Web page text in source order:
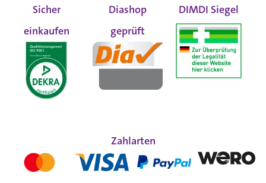
Sicher
einkaufen
Diashop
geprüft
DIMDI Siegel
Zahlarten